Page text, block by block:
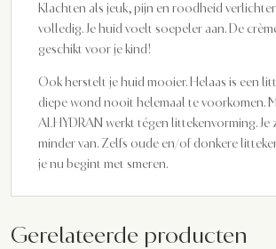
Klachten als jeuk, pijn en roodheid
volledig. Je huid voelt soepeler aan. De
geschikt voor je kind!
Ook herstelt je huid mooier. Helaas is een
diepe wond nooit helemaal te voorkomen.
ALHYDRAN werkt tégen littekenvorming. Je
minder van. Zelfs oude en/of donkere
je nu begint met smeren.
Gerelateerde producten